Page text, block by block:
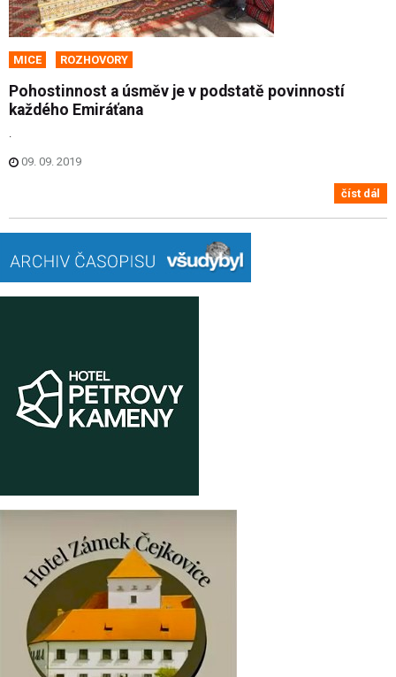
MICE ROZHOVORY
Pohostinnost a úsměv je v podstatě povinností
každého Emiráťana
.
09. 09. 2019
číst dál